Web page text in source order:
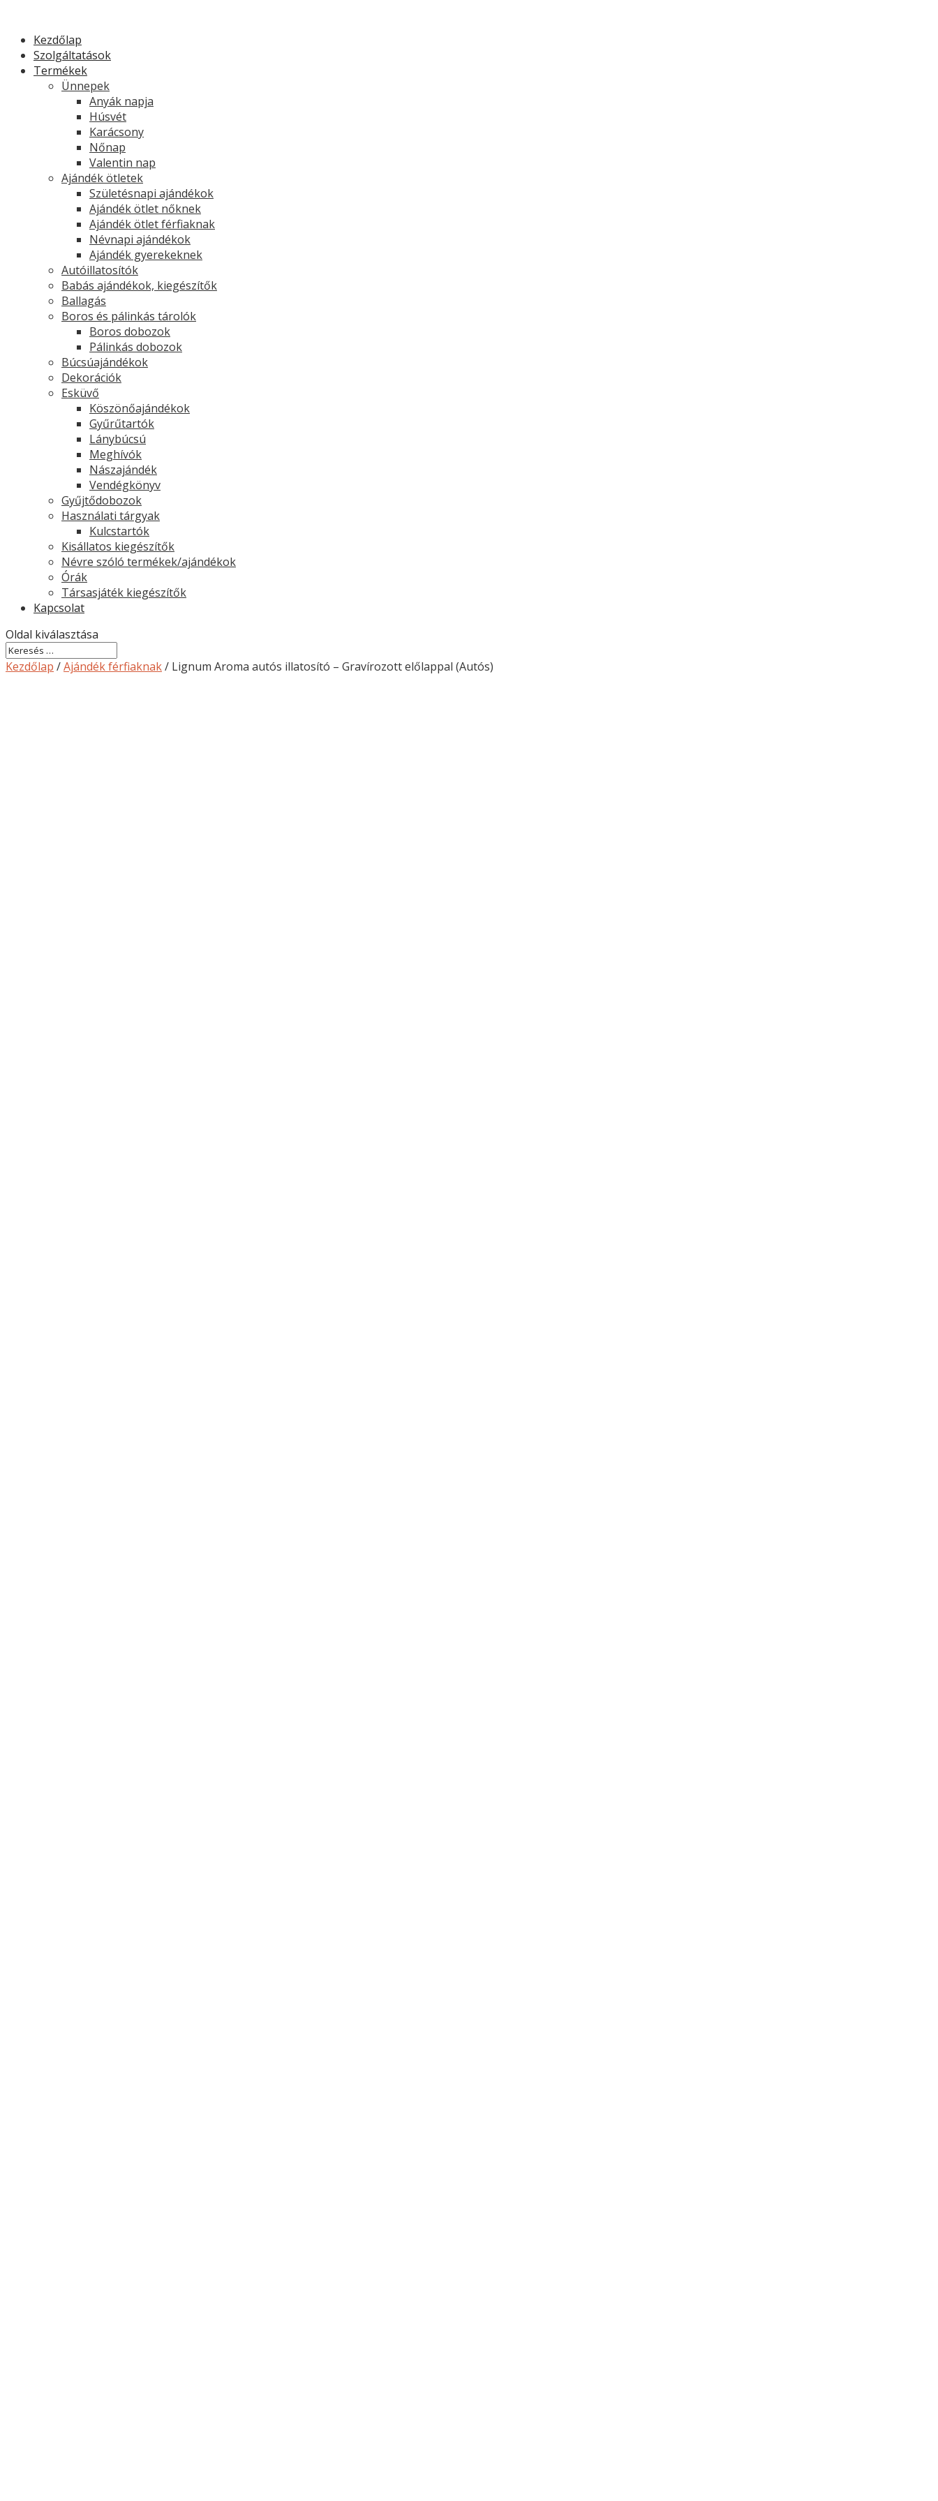
Kezdőlap
Szolgáltatások
Termékek
Ünnepek
Anyák napja
Húsvét
Karácsony
Nőnap
Valentin nap
Ajándék ötletek
Születésnapi ajándékok
Ajándék ötlet nőknek
Ajándék ötlet férfiaknak
Névnapi ajándékok
Ajándék gyerekeknek
Autóillatosítók
Babás ajándékok, kiegészítők
Ballagás
Boros és pálinkás tárolók
Boros dobozok
Pálinkás dobozok
Búcsúajándékok
Dekorációk
Esküvő
Köszönőajándékok
Gyűrűtartók
Lánybúcsú
Meghívók
Nászajándék
Vendégkönyv
Gyűjtődobozok
Használati tárgyak
Kulcstartók
Kisállatos kiegészítők
Névre szóló termékek/ajándékok
Órák
Társasjáték kiegészítők
Kapcsolat
Oldal kiválasztása
Kezdőlap /Ajándék férfiaknak/ Lignum Aroma autós illatosító – Gravírozott előlappal (Autós)